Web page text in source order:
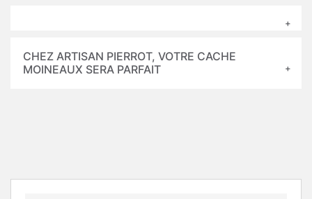
CHEZ ARTISAN PIERROT, VOTRE CACHE
MOINEAUX SERA PARFAIT